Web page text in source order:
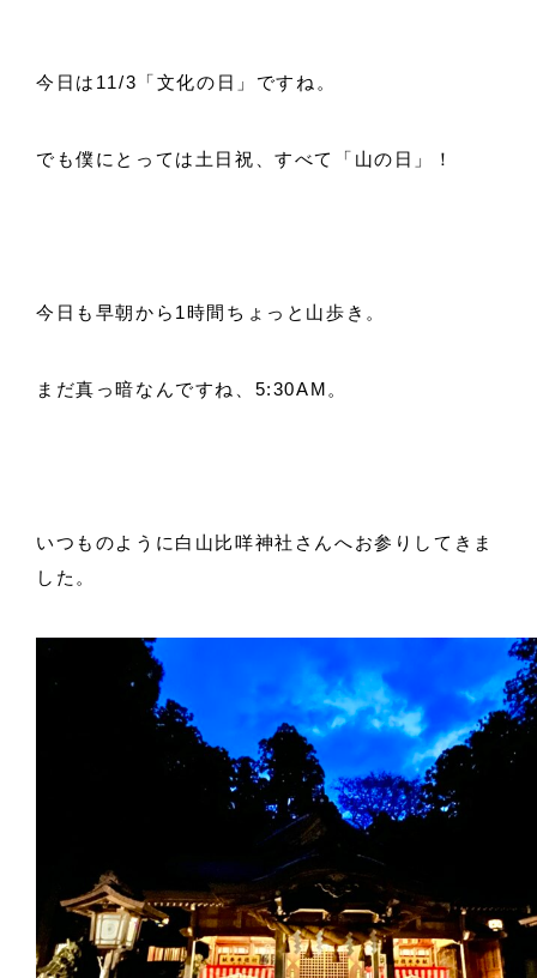
今日は11/3「文化の日」ですね。
でも僕にとっては土日祝、すべて「山の日」！
今日も早朝から1時間ちょっと山歩き。
まだ真っ暗なんですね、5:30AM。
いつものように白山比咩神社さんへお参りしてきま
した。